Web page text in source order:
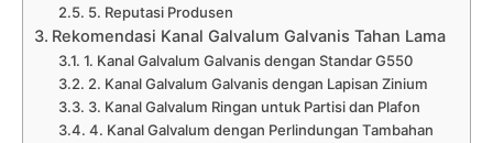
5. Reputasi Produsen
Rekomendasi Kanal Galvalum Galvanis Tahan Lama
1. Kanal Galvalum Galvanis dengan Standar G550
2. Kanal Galvalum Galvanis dengan Lapisan Zinium
3. Kanal Galvalum Ringan untuk Partisi dan Plafon
4. Kanal Galvalum dengan Perlindungan Tambahan